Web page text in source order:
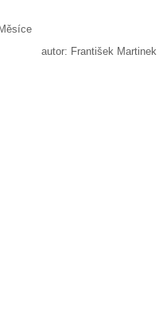
autor: František Martinek